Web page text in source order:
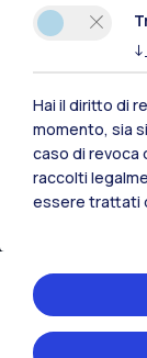
Cremona
Mantova
Piacenza
Xi'an
Naviga il sito
Risorse
↓
Hai il diritto di
momento, sia
caso di revoca
raccolti
essere trattati